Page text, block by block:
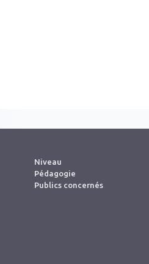
Niveau
Pédagogie
Publics concernés